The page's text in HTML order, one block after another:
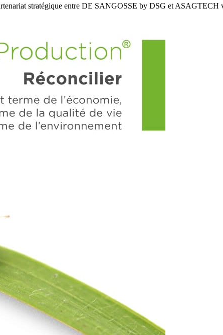
stratégique entre DE SANGOSSE by DSG et ASAGTECH